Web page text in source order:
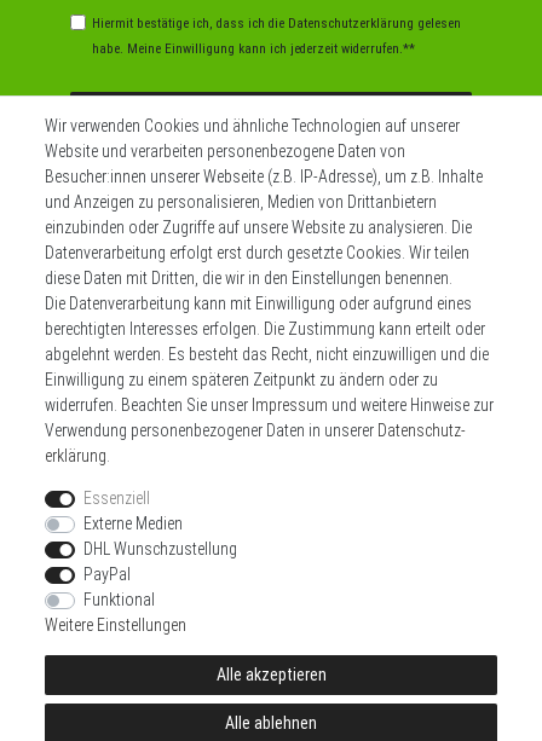
Hiermit bestätige ich, dass ich die Daten­schutz­erklärung gelesen
habe. Meine Einwilligung kann ich jederzeit widerrufen.**
** Hierbei handelt es sich um ein Pflichtfeld.
Widerrufs­recht Impressum
Daten­schutz­erklärung AGB Kontakt
Zahlen sie bequem per
Wir verwenden Cookies und ähnliche Technologien auf unserer
Website und verarbeiten personenbezogene Daten von
Besucher:innen unserer Webseite (z.B. IP-Adresse), um z.B. Inhalte
und Anzeigen zu personalisieren, Medien von Drittanbietern
einzubinden oder Zugriffe auf unsere Website zu analysieren. Die
Datenverarbeitung erfolgt erst durch gesetzte Cookies. Wir teilen
diese Daten mit Dritten, die wir in den Einstellungen benennen.
Die Datenverarbeitung kann mit Einwilligung oder aufgrund eines
berechtigten Interesses erfolgen. Die Zustimmung kann erteilt oder
abgelehnt werden. Es besteht das Recht, nicht einzuwilligen und die
Einwilligung zu einem späteren Zeitpunkt zu ändern oder zu
widerrufen. Beachten Sie unser Impressum und weitere Hinweise zur
Verwendung personenbezogener Daten in unserer Daten­schutz­
erklärung
Essenziell
Externe Medien
DHL Wunschzustellung
PayPal
Funktional
Weitere Einstellungen
Alle akzeptieren
Alle ablehnen
© Copyright 2026 | Alle Rechte vorbehalten.
Realisierung und Umsetzung bye